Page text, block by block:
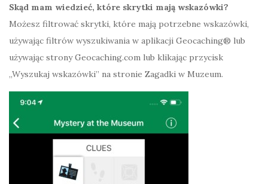
Skąd mam wiedzieć, które skrytki mają wskazówki?
Możesz filtrować skrytki, które mają potrzebne wskazówki,
używając filtrów wyszukiwania w aplikacji Geocaching® lub
używając strony Geocaching.com lub klikając przycisk
„Wyszukaj wskazówki” na stronie Zagadki w Muzeum.